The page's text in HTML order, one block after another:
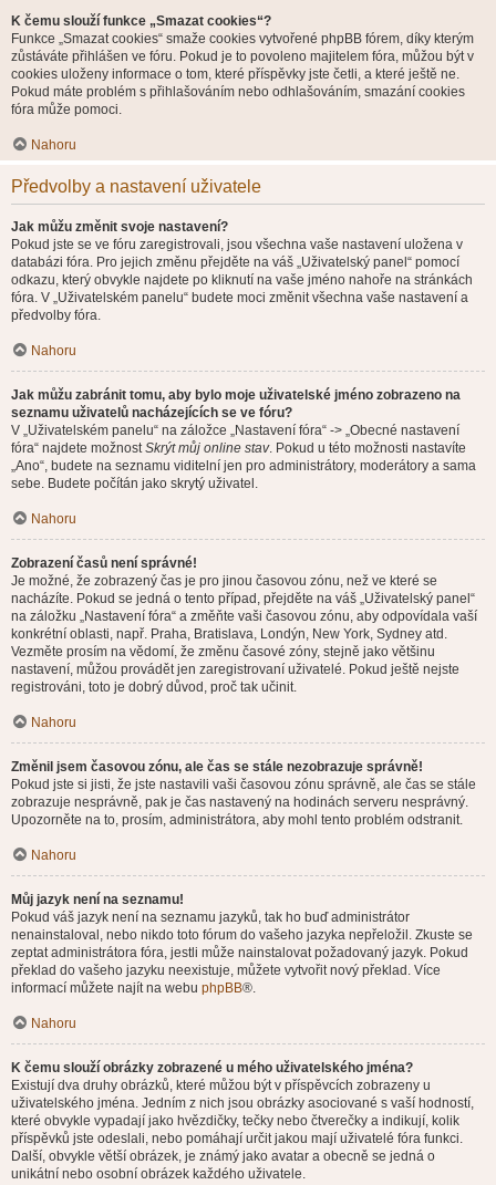
K čemu slouží funkce „Smazat cookies“?
Funkce „Smazat cookies“ smaže cookies vytvořené phpBB fórem, díky kterým
zůstáváte přihlášen ve fóru. Pokud je to povoleno majitelem fóra, můžou být v
cookies uloženy informace o tom, které příspěvky jste četli, a které ještě ne.
Pokud máte problém s přihlašováním nebo odhlašováním, smazání cookies
fóra může pomoci.
Nahoru
Předvolby a nastavení uživatele
Jak můžu změnit svoje nastavení?
Pokud jste se ve fóru zaregistrovali, jsou všechna vaše nastavení uložena v
databázi fóra. Pro jejich změnu přejděte na váš „Uživatelský panel“ pomocí
odkazu, který obvykle najdete po kliknutí na vaše jméno nahoře na stránkách
fóra. V „Uživatelském panelu“ budete moci změnit všechna vaše nastavení a
předvolby fóra.
Nahoru
Jak můžu zabránit tomu, aby bylo moje uživatelské jméno zobrazeno na
seznamu uživatelů nacházejících se ve fóru?
V „Uživatelském panelu“ na záložce „Nastavení fóra“ -> „Obecné nastavení
fóra“ najdete možnostSkrýt můj online stav. Pokud u této možnosti nastavíte
„Ano“, budete na seznamu viditelní jen pro administrátory, moderátory a sama
sebe. Budete počítán jako skrytý uživatel.
Nahoru
Zobrazení časů není správné!
Je možné, že zobrazený čas je pro jinou časovou zónu, než ve které se
nacházíte. Pokud se jedná o tento případ, přejděte na váš „Uživatelský panel“
na záložku „Nastavení fóra“ a změňte vaši časovou zónu, aby odpovídala vaší
konkrétní oblasti, např. Praha, Bratislava, Londýn, New York, Sydney atd.
Vezměte prosím na vědomí, že změnu časové zóny, stejně jako většinu
nastavení, můžou provádět jen zaregistrovaní uživatelé. Pokud ještě nejste
registrováni, toto je dobrý důvod, proč tak učinit.
Nahoru
Změnil jsem časovou zónu, ale čas se stále nezobrazuje správně!
Pokud jste si jisti, že jste nastavili vaši časovou zónu správně, ale čas se stále
zobrazuje nesprávně, pak je čas nastavený na hodinách serveru nesprávný.
Upozorněte na to, prosím, administrátora, aby mohl tento problém odstranit.
Nahoru
Můj jazyk není na seznamu!
Pokud váš jazyk není na seznamu jazyků, tak ho buď administrátor
nenainstaloval, nebo nikdo toto fórum do vašeho jazyka nepřeložil. Zkuste se
zeptat administrátora fóra, jestli může nainstalovat požadovaný jazyk. Pokud
překlad do vašeho jazyku neexistuje, můžete vytvořit nový překlad. Více
informací můžete najít na webu phpBB®.
Nahoru
K čemu slouží obrázky zobrazené u mého uživatelského jména?
Existují dva druhy obrázků, které můžou být v příspěvcích zobrazeny u
uživatelského jména. Jedním z nich jsou obrázky asociované s vaší hodností,
které obvykle vypadají jako hvězdičky, tečky nebo čtverečky a indikují, kolik
příspěvků jste odeslali, nebo pomáhají určit jakou mají uživatelé fóra funkci.
Další, obvykle větší obrázek, je známý jako avatar a obecně se jedná o
unikátní nebo osobní obrázek každého uživatele.